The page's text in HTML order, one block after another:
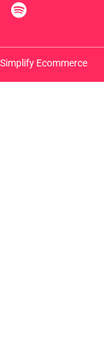
Simplify Ecommerce